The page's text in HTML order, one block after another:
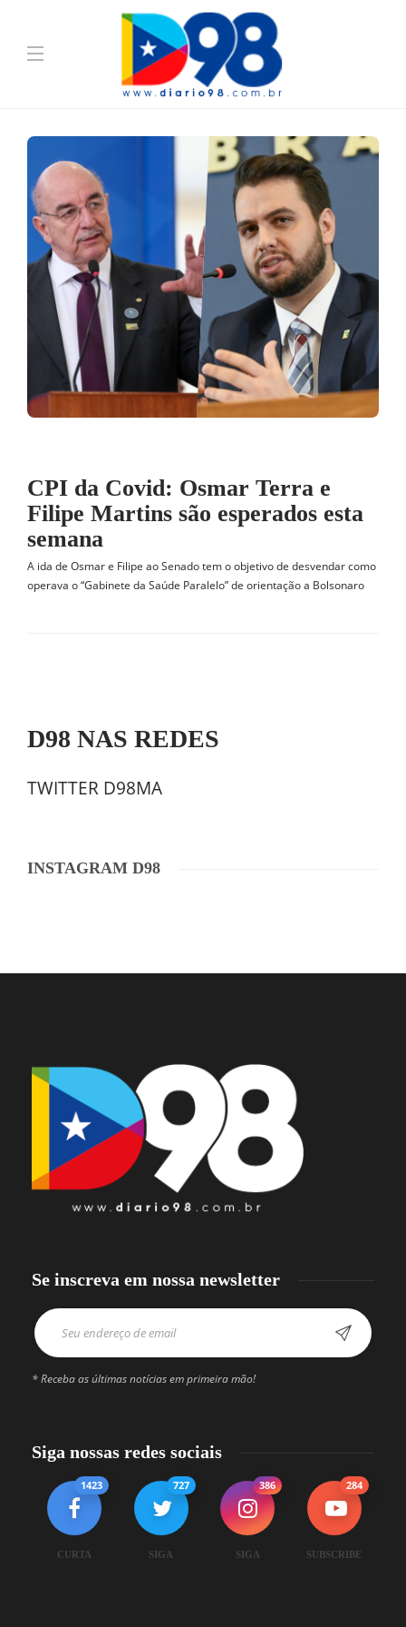
CPI da Covid: Osmar Terra e
Filipe Martins são esperados esta
semana
A ida de Osmar e Filipe ao Senado tem o objetivo de desvendar como
operava o “Gabinete da Saúde Paralelo” de orientação a Bolsonaro
D98 NAS REDES
TWITTER D98MA
INSTAGRAM D98
Se inscreva em nossa newsletter
* Receba as últimas notícias em primeira mão!
Siga nossas redes sociais
1423
CURTA
727
SIGA
386
SIGA
284
SUBSCRIBE